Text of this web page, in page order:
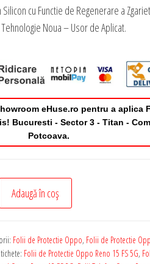
cu Functie de Regenerare a
Noua – Usor de Aplicat.
eHuse.ro pentru a aplica
Bucuresti - Sector 3 - Titan -
Potcoava.
Adaugă în coș
Folii de Protectie Oppo, Folii de Protectie
Folii de Protectie Oppo Reno 15 FS 5G,